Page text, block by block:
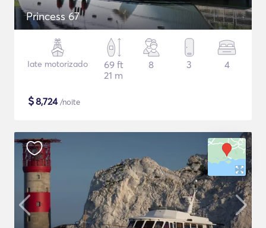
Princess 67
Iate motorizado
69 ft
21 m
8 3 4
$8,724/noite